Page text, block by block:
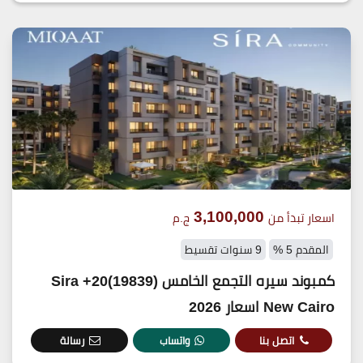
اسعار تبدأ من 3,100,000 ج.م
المقدم 5 % 9 سنوات تقسيط
كمبوند سيره التجمع الخامس (19839)20+ Sira
New Cairo اسعار 2026
اتصل بنا واتساب رسالة